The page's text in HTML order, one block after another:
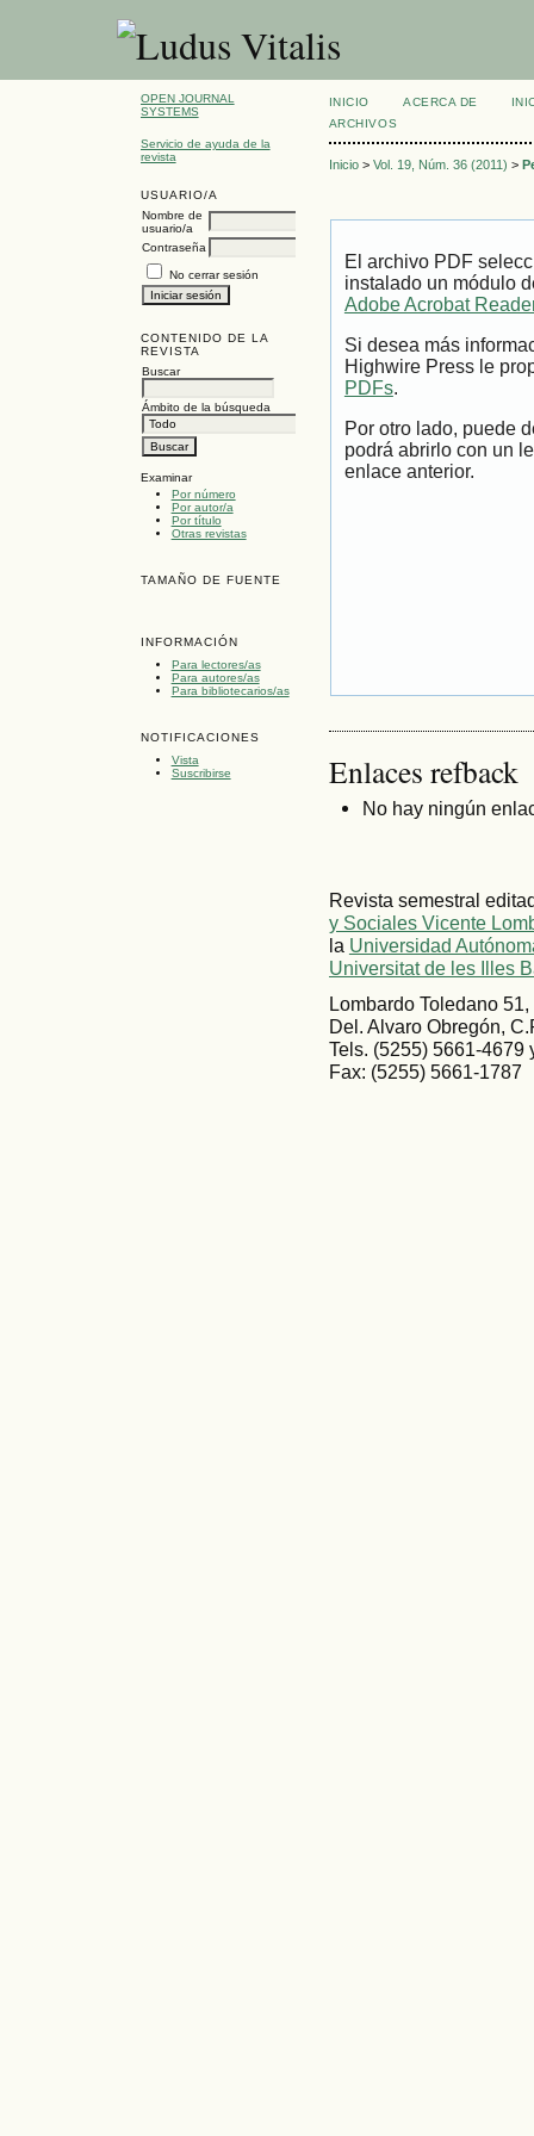
OPEN JOURNAL
SYSTEMS
Servicio de ayuda de la
revista
USUARIO/A
Nombre de
usuario/a
Contraseña
No cerrar sesión
CONTENIDO DE LA
REVISTA
Buscar
Ámbito de la búsqueda
Examinar
Por número
Por autor/a
Por título
Otras revistas
TAMAÑO DE FUENTE
INFORMACIÓN
Para lectores/as
Para autores/as
Para bibliotecarios/as
NOTIFICACIONES
Vista
Suscribirse
INICIO ACERCA DE
ARCHIVOS
Inicio> Vol. 19, Núm. 36 (2011) >
El archivo PDF
instalado un módulo
Adobe Acrobat
Si desea más
Highwire Press le
PDFs.
Por otro lado, puede
podrá abrirlo con un
enlace anterior.
Enlaces refback
No hay ningún
Revista semestral
y Sociales Vicente
la Universidad
Universitat de les Illes
Lombardo Toledano
Del. Alvaro Obregón,
Tels. (5255) 5661-4679
Fax: (5255) 5661-1787